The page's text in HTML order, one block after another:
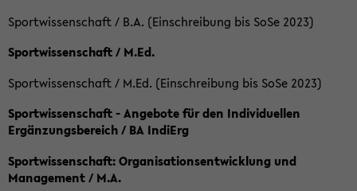
Sportwissenschaft / B.A. (Einschreibung bis SoSe 2023)
Sportwissenschaft / M.Ed.
Sportwissenschaft / M.Ed. (Einschreibung bis SoSe 2023)
Sportwissenschaft - Angebote für den Individuellen
Ergänzungsbereich / BA IndiErg
Sportwissenschaft: Organisationsentwicklung und
Management / M.A.